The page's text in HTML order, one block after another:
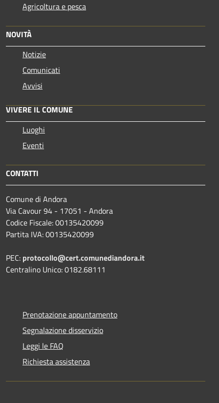
Agricoltura e pesca
NOVITÀ
Notizie
Comunicati
Avvisi
VIVERE IL COMUNE
Luoghi
Eventi
CONTATTI
Comune di Andora
Via Cavour 94 - 17051 - Andora
Codice Fiscale: 00135420099
Partita IVA: 00135420099
PEC: protocollo@cert.comunediandora.it
Centralino Unico: 0182.68111
Prenotazione appuntamento
Segnalazione disservizio
Leggi le FAQ
Richiesta assistenza